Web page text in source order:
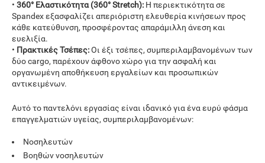
• 360° Ελαστικότητα (360° Stretch): Η περιεκτικότητα σε
Spandex εξασφαλίζει απεριόριστη ελευθερία κινήσεων προς
κάθε κατεύθυνση, προσφέροντας απαράμιλλη άνεση και
ευελιξία.
• Πρακτικές Τσέπες:Οι έξι τσέπες, συμπεριλαμβανομένων των
δύο cargo, παρέχουν άφθονο χώρο για την ασφαλή και
οργανωμένη αποθήκευση εργαλείων και προσωπικών
αντικειμένων.
Αυτό το παντελόνι εργασίας είναι ιδανικό για ένα ευρύ φάσμα
επαγγελματιών υγείας, συμπεριλαμβανομένων:
Νοσηλευτών
Βοηθών νοσηλευτών